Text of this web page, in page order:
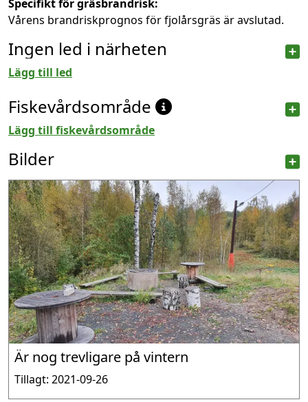
Specifikt för gräsbrandrisk:
Vårens brandriskprognos för fjolårsgräs är avslutad.
Ingen led i närheten
Lägg till led
Fiskevårdsområde
Lägg till fiskevårdsområde
Bilder
Är nog trevligare på vintern
Tillagt: 2021-09-26